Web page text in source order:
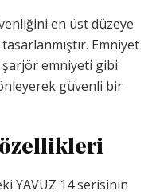
en üst düzeye
Emniyet
şarjör emniyeti gibi
güvenli bir
özellikleri
YAVUZ 14 serisinin